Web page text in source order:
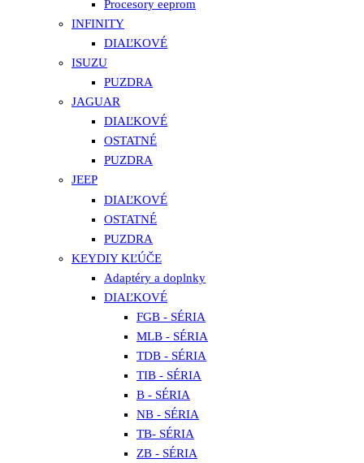
Procesory eeprom
INFINITY
DIAĽKOVÉ
ISUZU
PUZDRA
JAGUAR
DIAĽKOVÉ
OSTATNÉ
PUZDRA
JEEP
DIAĽKOVÉ
OSTATNÉ
PUZDRA
KEYDIY KĽÚČE
Adaptéry a doplnky
DIAĽKOVÉ
FGB - SÉRIA
MLB - SÉRIA
TDB - SÉRIA
TIB - SÉRIA
B - SÉRIA
NB - SÉRIA
TB- SÉRIA
ZB - SÉRIA